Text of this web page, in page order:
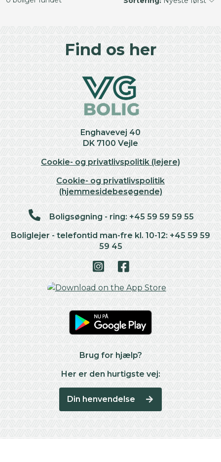
Find os her
Enghavevej 40
DK 7100 Vejle
Cookie- og privatlivspolitik (lejere)
Cookie- og privatlivspolitik
(hjemmesidebesøgende)
Boligsøgning - ring: +45 59 59 59 55
Boliglejer - telefontid man-fre kl. 10-12: +45 59 59
59 45
Brug for hjælp?
Her er den hurtigste vej:
Din henvendelse